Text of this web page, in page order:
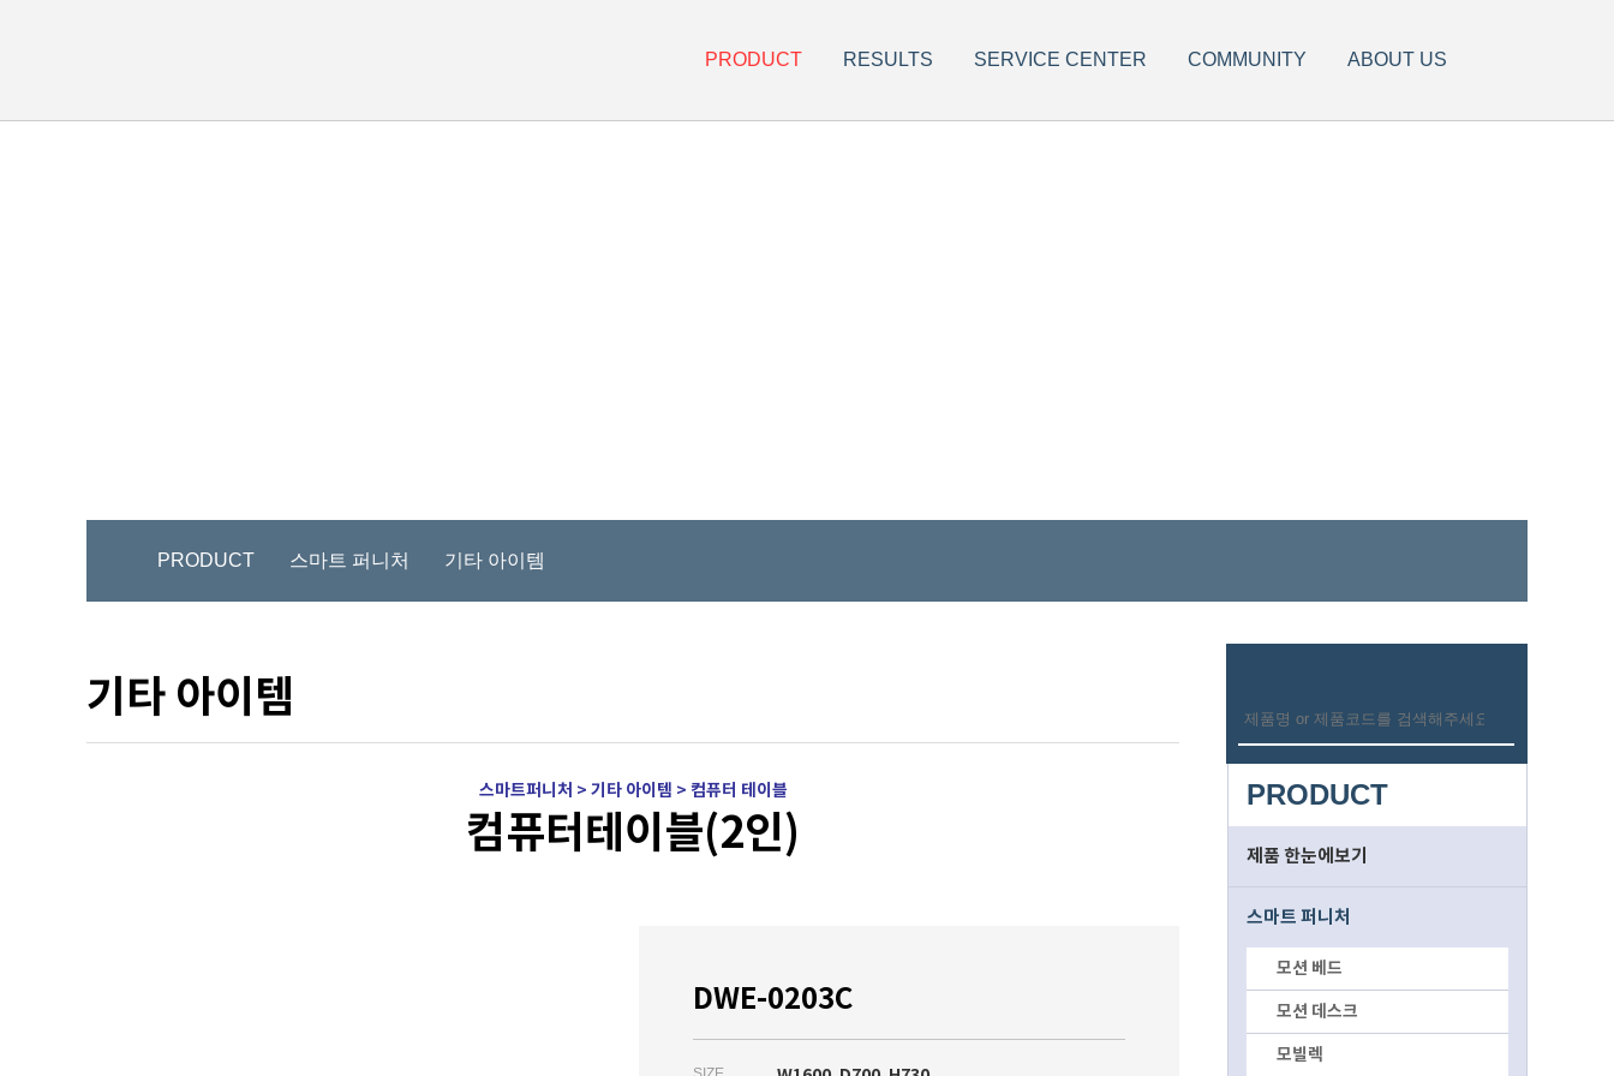
PRODUCT RESULTS SERVICE CENTER COMMUNITY ABOUT US
PRODUCT 스마트 퍼니처 기타 아이템
PRODUCT
제품 한눈에보기
스마트 퍼니처
모션 베드
모션 데스크
모빌렉
기타 아이템
스마트퍼니처 > 기타 아이템 > 컴퓨터 테이블
컴퓨터테이블(2인)
DWE-0203C